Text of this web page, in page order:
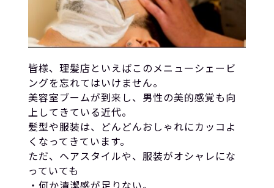
皆様、理髪店といえばこのメニューシェービ
ングを忘れてはいけません。
美容室ブームが到来し、男性の美的感覚も向
上してきている近代。
髪型や服装は、どんどんおしゃれにカッコよ
くなってきています。
ただ、ヘアスタイルや、服装がオシャレにな
っていても
・何か清潔感が足りない。